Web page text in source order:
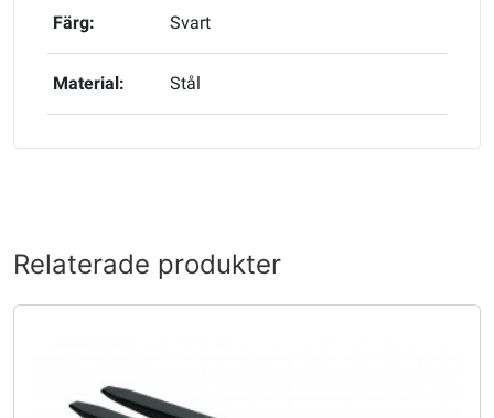
Färg: Svart
Material: Stål
Relaterade produkter